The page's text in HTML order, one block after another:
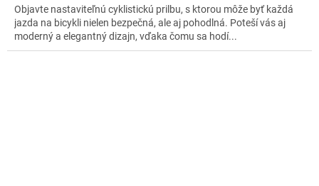
Objavte nastaviteľnú cyklistickú prilbu, s ktorou môže byť každá
jazda na bicykli nielen bezpečná, ale aj pohodlná. Poteší vás aj
moderný a elegantný dizajn, vďaka čomu sa hodí...